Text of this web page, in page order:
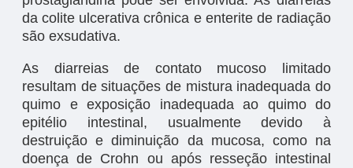
da colite ulcerativa crônica e enterite de radiação
são exsudativa.
As diarreias de contato mucoso limitado
resultam de situações de mistura inadequada do
quimo e exposição inadequada ao quimo do
epitélio intestinal, usualmente devido à
destruição e diminuição da mucosa, como na
doença de Crohn ou após resseção intestinal